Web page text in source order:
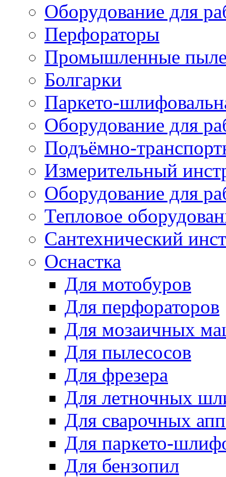
Оборудование для
Перфораторы
Промышленные
Болгарки
Паркето-
Оборудование для
Подъёмно-
Измерительный
Оборудование для
Тепловое
Сантехнический
Оснастка
Для мотобуров
Для перфораторов
Для мозаичных
Для пылесосов
Для фрезера
Для летночных
Для сварочных
Для паркето-
Для бензопил